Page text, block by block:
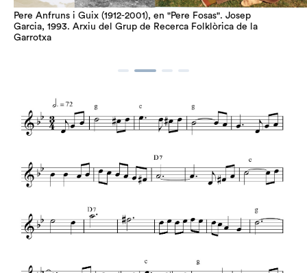
Pere Anfruns i Guix (1912-2001), en "Pere Fosas". Josep
Garcia, 1993. Arxiu del Grup de Recerca Folklòrica de la
Garrotxa